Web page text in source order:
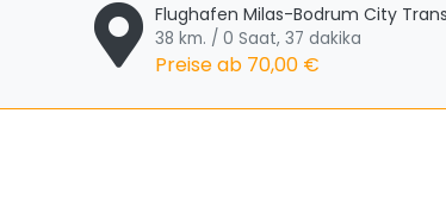
Flughafen Milas-Bodrum City
38 km. / 0 Saat, 37 dakika
Preise ab 70,00 €